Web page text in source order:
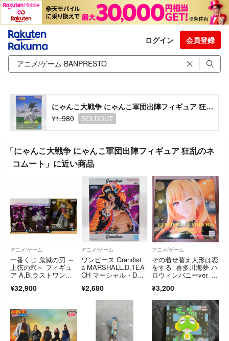
ログイン 会員登録
にゃんこ大戦争 にゃんこ軍団出陣フィギュア 狂乱のネコムート
¥1,980
SOLDOUT
「にゃんこ大戦争 にゃんこ軍団出陣フィギュア 狂乱のネ
コムート」に近い商品
アニメ/ゲーム
一番くじ 鬼滅の刃 ～
上弦の弐～ フィギュ
ア A,B,ラストワン
¥32,900
アニメ/ゲーム
ワンピース Grandist
a MARSHALL.D.TEA
CH マーシャル・D・
ギュア
¥2,680
アニメ/ゲーム
その着せ替え人形は恋
をする 喜多川海夢 ハ
ロウィンバニーver. フ
¥3,200